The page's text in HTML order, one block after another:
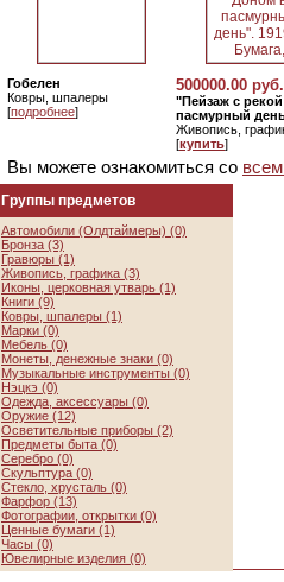
Гобелен
Ковры, шпалеры
[подробнее]
500000.00 руб.
"Пейзаж с
пасмурный
Живопись,
[купить]
Вы можете ознакомиться со
Группы предметов
Автомобили (Олдтаймеры) (0)
Бронза (3)
Гравюры (1)
Живопись, графика (3)
Иконы, церковная утварь (1)
Книги (9)
Ковры, шпалеры (1)
Марки (0)
Мебель (0)
Монеты, денежные знаки (0)
Музыкальные инструменты (0)
Нэцкэ (0)
Одежда, аксессуары (0)
Оружие (12)
Осветительные приборы (2)
Предметы быта (0)
Серебро (0)
Скульптура (0)
Стекло, хрусталь (0)
Фарфор (13)
Фотографии, открытки (0)
Ценные бумаги (1)
Часы (0)
Ювелирные изделия (0)